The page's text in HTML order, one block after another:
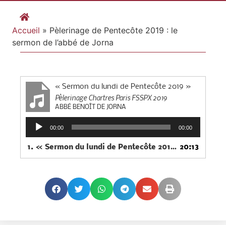
Accueil » Pèlerinage de Pentecôte 2019 : le
sermon de l’abbé de Jorna
« Sermon du lundi de Pentecôte 2019 »
Pèlerinage Chartres Paris FSSPX 2019
ABBÉ BENOÎT DE JORNA
Lecteur
audio
00:00 00:00
1. « Sermon du lundi de Pentecôte 2019 » — ABBÉ
20:13